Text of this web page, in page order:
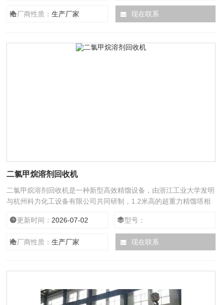
接触传质，1.2米高的超重力床相当于15米高的常用精馏塔。整套装
置可方便地设置在厂房内。
厂商性质：生产厂家 现在联系
二氯甲烷溶剂回收机
二氯甲烷溶剂回收机是一种新型高效精馏设备，由浙江工业大学发明
与杭州科力化工设备有限公司共同研制，1.2米高的超重力精馏塔相
破。自2004年起已工业化应用600余套
更新时间： 2026-07-02 型号：
厂商性质：生产厂家 现在联系